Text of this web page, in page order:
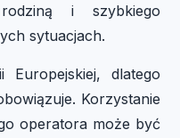
i szybkiego
sytuacjach.
dlatego
Korzystanie
operatora może być